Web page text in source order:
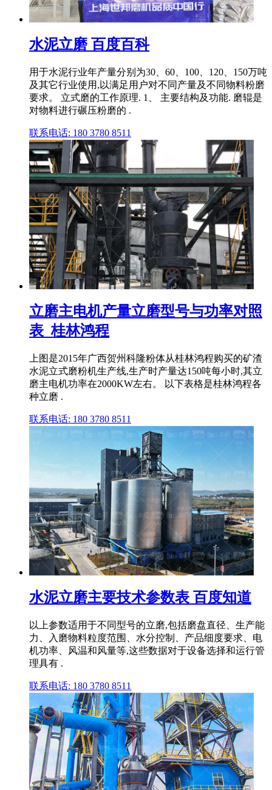
水泥立磨 百度百科
用于水泥行业年产量分别为30、60、100、120、150万吨
及其它行业使用,以满足用户对不同产量及不同物料粉磨
要求。 立式磨的工作原理. 1、 主要结构及功能. 磨辊是
对物料进行碾压粉磨的 .
联系电话: 180 3780 8511
立磨主电机产量立磨型号与功率对照
表_桂林鸿程
上图是2015年广西贺州科隆粉体从桂林鸿程购买的矿渣
水泥立式磨粉机生产线,生产时产量达150吨每小时,其立
磨主电机功率在2000KW左右。 以下表格是桂林鸿程各
种立磨 .
联系电话: 180 3780 8511
水泥立磨主要技术参数表 百度知道
以上参数适用于不同型号的立磨,包括磨盘直径、生产能
力、入磨物料粒度范围、水分控制、产品细度要求、电
机功率、风温和风量等,这些数据对于设备选择和运行管
理具有 .
联系电话: 180 3780 8511